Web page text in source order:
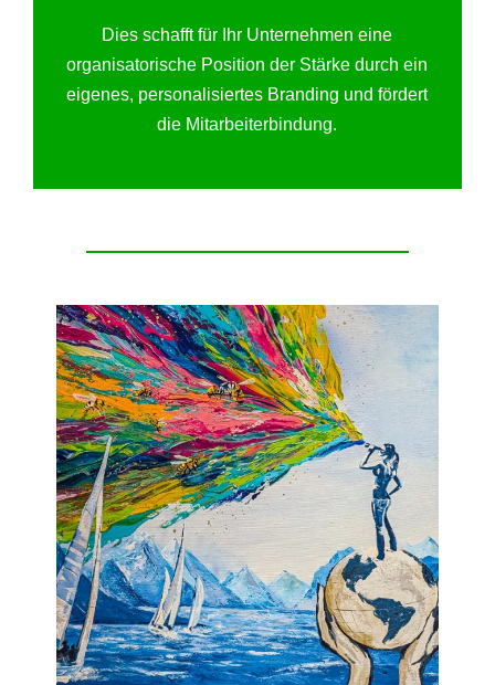
Dies schafft für Ihr Unternehmen eine
organisatorische Position der Stärke durch ein
eigenes, personalisiertes Branding und fördert
die Mitarbeiterbindung.